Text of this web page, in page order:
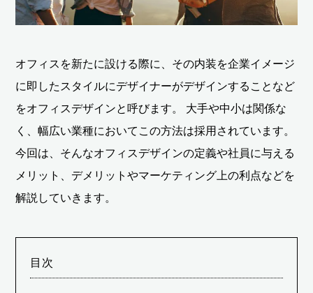
オフィスを新たに設ける際に、その内装を企業イメージ
に即したスタイルにデザイナーがデザインすることなど
をオフィスデザインと呼びます。 大手や中小は関係な
く、幅広い業種においてこの方法は採用されています。
今回は、そんなオフィスデザインの定義や社員に与える
メリット、デメリットやマーケティング上の利点などを
解説していきます。
目次